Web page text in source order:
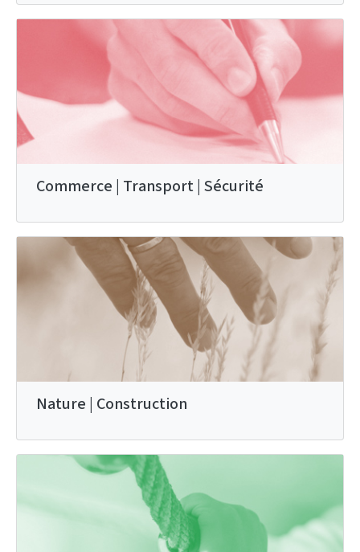
Commerce | Transport | Sécurité
Nature | Construction